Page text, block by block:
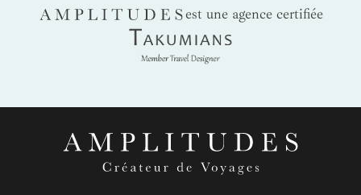
AMPLITUDES
est une agence certifiée
Takumians